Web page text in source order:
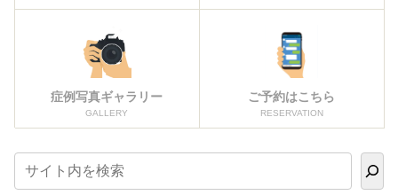
症例写真ギャラリー
GALLERY
ご予約はこちら
RESERVATION